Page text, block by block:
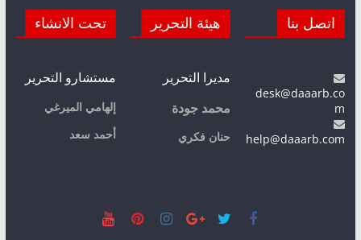
اتصل بنا
desk@daaarb.co
m
help@daaarb.com
هيئة التحرير
مديرا التحرير
محمد جودة
حنان فكري
تحت الانشاء
مستشارو التحرير
إلهامي الميرغي
أحمد سعد